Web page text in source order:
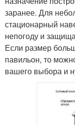
заранее. Для
стационарный
непогоду и
Если размер
павильон, то
вашего выбора и